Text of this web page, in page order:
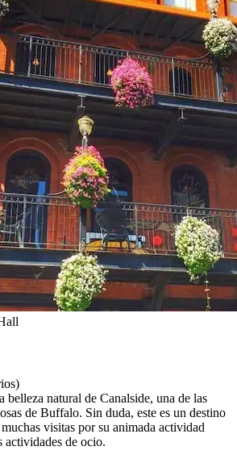
belleza natural de Canalside, una de las
de Buffalo. Sin duda, este es un destino
visitas por su animada actividad
actividades de ocio.